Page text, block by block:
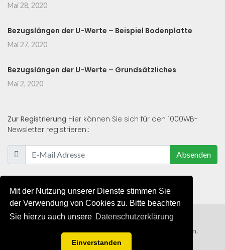
Mit der Nutzung unserer Dienste stimmen Sie
der Verwendung von Cookies zu. Bitte beachten
Sie hierzu auch unsere Datenschutzerklärung
Einverstanden
Mai 28, 2020
Bezugslängen der U-Werte – Beispiel Bodenplatte
Mai 27, 2020
Bezugslängen der U-Werte – Grundsätzliches
Mai 2, 2020
Zur Registrierung Hier können Sie sich für den 1000WB-
Newsletter registrieren.:
Absenden
© 2019 - 2021 - Alle Rechte von 1000WB vorbehalten.
AGB/Datenschutzerklärung